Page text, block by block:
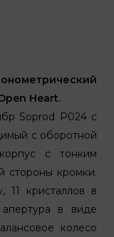
Heart.
Soprod P024 с
с оборотной
с тонким
стороны кромки.
11 кристаллов в
в виде
колесо